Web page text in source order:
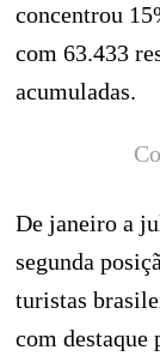
concentrou
com 63.433
acumuladas.
De janeiro a
segunda
turistas
com destaque